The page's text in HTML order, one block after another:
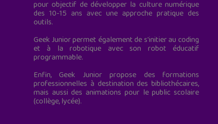
pour objectif de développer la culture numérique
des 10-15 ans avec une approche pratique des
outils.
Geek Junior permet également de s'initier au coding
et à la robotique avec son robot éducatif
programmable.
Enfin, Geek Junior propose des formations
professionnelles à destination des bibliothécaires,
mais aussi des animations pour le public scolaire
(collège, lycée).